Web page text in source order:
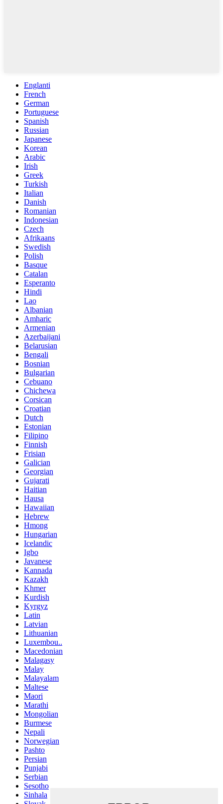
Englanti
French
German
Portuguese
Spanish
Russian
Japanese
Korean
Arabic
Irish
Greek
Turkish
Italian
Danish
Romanian
Indonesian
Czech
Afrikaans
Swedish
Polish
Basque
Catalan
Esperanto
Hindi
Lao
Albanian
Amharic
Armenian
Azerbaijani
Belarusian
Bengali
Bosnian
Bulgarian
Cebuano
Chichewa
Corsican
Croatian
Dutch
Estonian
Filipino
Finnish
Frisian
Galician
Georgian
Gujarati
Haitian
Hausa
Hawaiian
Hebrew
Hmong
Hungarian
Icelandic
Igbo
Javanese
Kannada
Kazakh
Khmer
Kurdish
Kyrgyz
Latin
Latvian
Lithuanian
Luxembou..
Macedonian
Malagasy
Malay
Malayalam
Maltese
Maori
Marathi
Mongolian
Burmese
Nepali
Norwegian
Pashto
Persian
Punjabi
Serbian
Sesotho
Sinhala